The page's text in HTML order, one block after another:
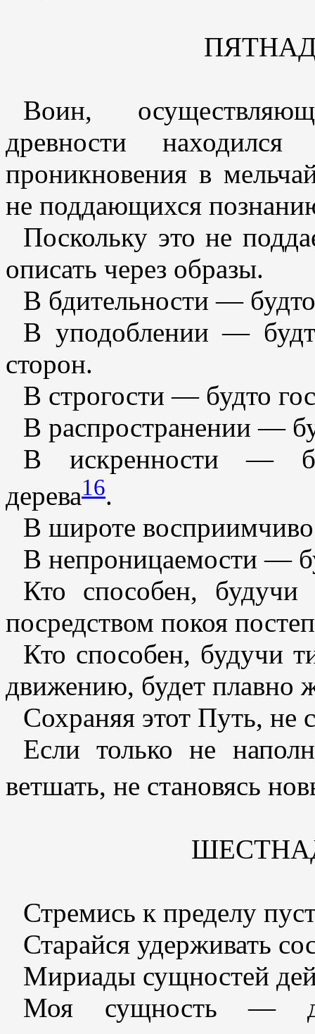
Воин,
древности
проникновения в
не поддающихся
Поскольку это не
описать через образы.
В бдительности —
В уподоблении —
сторон.
В строгости — будто
В распространении —
В искренности —
дерева16.
В широте
В непроницаемости —
Кто способен,
посредством покоя
Кто способен, будучи
движению, будет плавно
Сохраняя этот Путь, не
Если только не
ветшать, не становясь
Стремись к пределу
Старайся удерживать
Мириады сущностей
Моя сущность —